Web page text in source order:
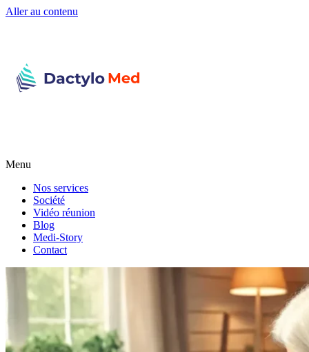
Aller au contenu
Menu
Nos services
Société
Vidéo réunion
Blog
Medi-Story
Contact